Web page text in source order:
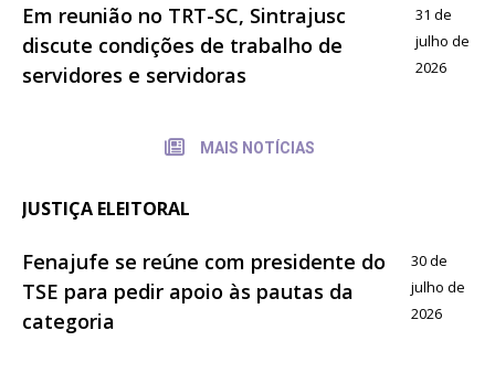
Em reunião no TRT-SC, Sintrajusc
discute condições de trabalho de
servidores e servidoras
31 de
julho de
2026
MAIS NOTÍCIAS
JUSTIÇA ELEITORAL
Fenajufe se reúne com presidente do
TSE para pedir apoio às pautas da
categoria
30 de
julho de
2026